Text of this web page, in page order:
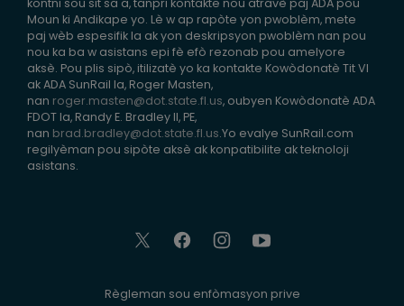
kontni sou sit sa a, tanpri kontakte nou atravè paj ADA pou
Moun ki Andikape yo. Lè w ap rapòte yon pwoblèm, mete
paj wèb espesifik la ak yon deskripsyon pwoblèm nan pou
nou ka ba w asistans epi fè efò rezonab pou amelyore
aksè. Pou plis sipò, itilizatè yo ka kontakte Kowòdonatè Tit VI
ak ADA SunRail la, Roger Masten,
nan roger.masten@dot.state.fl.us, oubyen Kowòdonatè ADA
FDOT la, Randy E. Bradley II, PE,
nan brad.bradley@dot.state.fl.us.Yo evalye SunRail.com
regilyèman pou sipòte aksè ak konpatibilite ak teknoloji
asistans.
Règleman sou enfòmasyon prive